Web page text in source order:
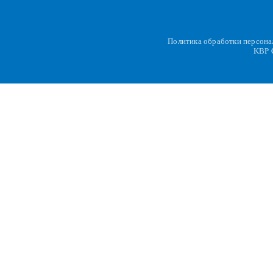
Политика обработки
KBP